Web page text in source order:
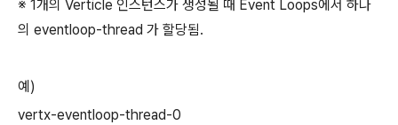
※ 1개의 Verticle 인스턴스가 생성될 때 Event Loops에서 하나
의 eventloop-thread 가 할당됨.
예)
vertx-eventloop-thread-0